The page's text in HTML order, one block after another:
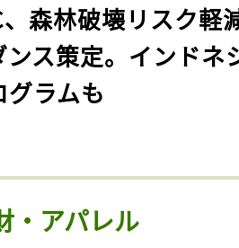
、森林破壊リスク軽
ス策定。インドネ
ラムも
・アパレル